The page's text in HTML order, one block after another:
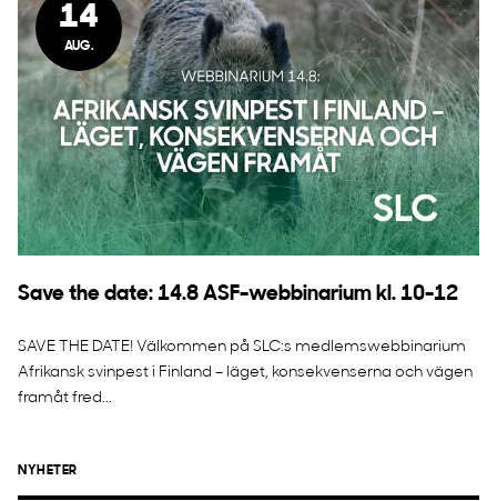
14
AUG.
Save the date: 14.8 ASF-webbinarium kl. 10-12
SAVE THE DATE! Välkommen på SLC:s medlemswebbinarium
Afrikansk svinpest i Finland – läget, konsekvenserna och vägen
framåt fred...
NYHETER